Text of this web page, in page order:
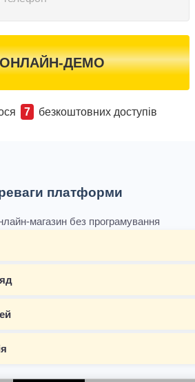
ДЕМО
7 безкоштовних доступів
платформи
магазин без програмування